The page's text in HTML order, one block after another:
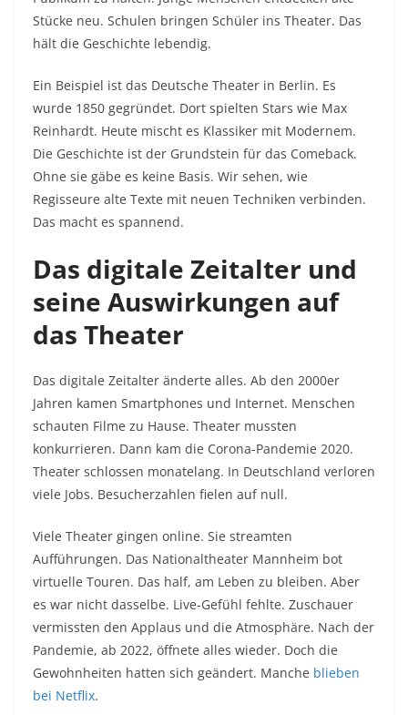
Stücke neu. Schulen bringen Schüler ins Theater. Das
hält die Geschichte lebendig.
Ein Beispiel ist das Deutsche Theater in Berlin. Es
wurde 1850 gegründet. Dort spielten Stars wie Max
Reinhardt. Heute mischt es Klassiker mit Modernem.
Die Geschichte ist der Grundstein für das Comeback.
Ohne sie gäbe es keine Basis. Wir sehen, wie
Regisseure alte Texte mit neuen Techniken verbinden.
Das macht es spannend.
Das digitale Zeitalter und
seine Auswirkungen auf
das Theater
Das digitale Zeitalter änderte alles. Ab den 2000er
Jahren kamen Smartphones und Internet. Menschen
schauten Filme zu Hause. Theater mussten
konkurrieren. Dann kam die Corona-Pandemie 2020.
Theater schlossen monatelang. In Deutschland verloren
viele Jobs. Besucherzahlen fielen auf null.
Viele Theater gingen online. Sie streamten
Aufführungen. Das Nationaltheater Mannheim bot
virtuelle Touren. Das half, am Leben zu bleiben. Aber
es war nicht dasselbe. Live-Gefühl fehlte. Zuschauer
vermissten den Applaus und die Atmosphäre. Nach der
Pandemie, ab 2022, öffnete alles wieder. Doch die
Gewohnheiten hatten sich geändert. Manche blieben
bei Netflix.